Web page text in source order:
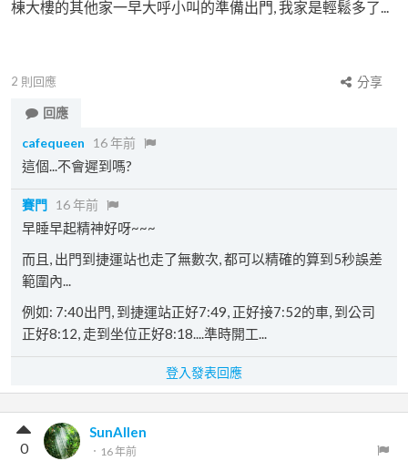
棟大樓的其他家一早大呼小叫的準備出門, 我家是輕鬆多了...
2 則回應
分享
回應
cafequeen
16 年前
這個...不會遲到嗎?
賽門 16 年前
早睡早起精神好呀~~~
而且, 出門到捷運站也走了無數次, 都可以精確的算到5秒誤差
範圍內...
例如: 7:40出門, 到捷運站正好7:49, 正好接7:52的車, 到公司
正好8:12, 走到坐位正好8:18....準時開工...
登入發表回應
SunAllen
． 16 年前
0